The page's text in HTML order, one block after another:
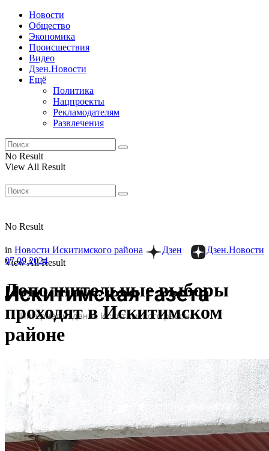
Новости
Общество
Экономика
Происшествия
Видео
Дзен.Новости
Ещё
Политика
Нацпроекты
Рекламодателям
Развлечения
No Result
View All Result
No Result
View All Result
Дзен.Новости
Дзен
in Новости Искитимского района
07.09.2024
Дополнительные выборы
проходят в Искитимском
районе